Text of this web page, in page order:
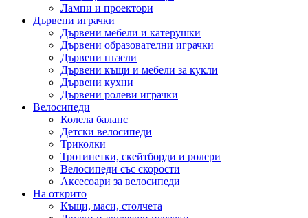
Лампи и проектори
Дървени играчки
Дървени мебели и катерушки
Дървени образователни играчки
Дървени пъзели
Дървени къщи и мебели за кукли
Дървени кухни
Дървени ролеви играчки
Велосипеди
Колела баланс
Детски велосипеди
Триколки
Тротинетки, скейтборди и ролери
Велосипеди със скорости
Аксесоари за велосипеди
На открито
Къщи, маси, столчета